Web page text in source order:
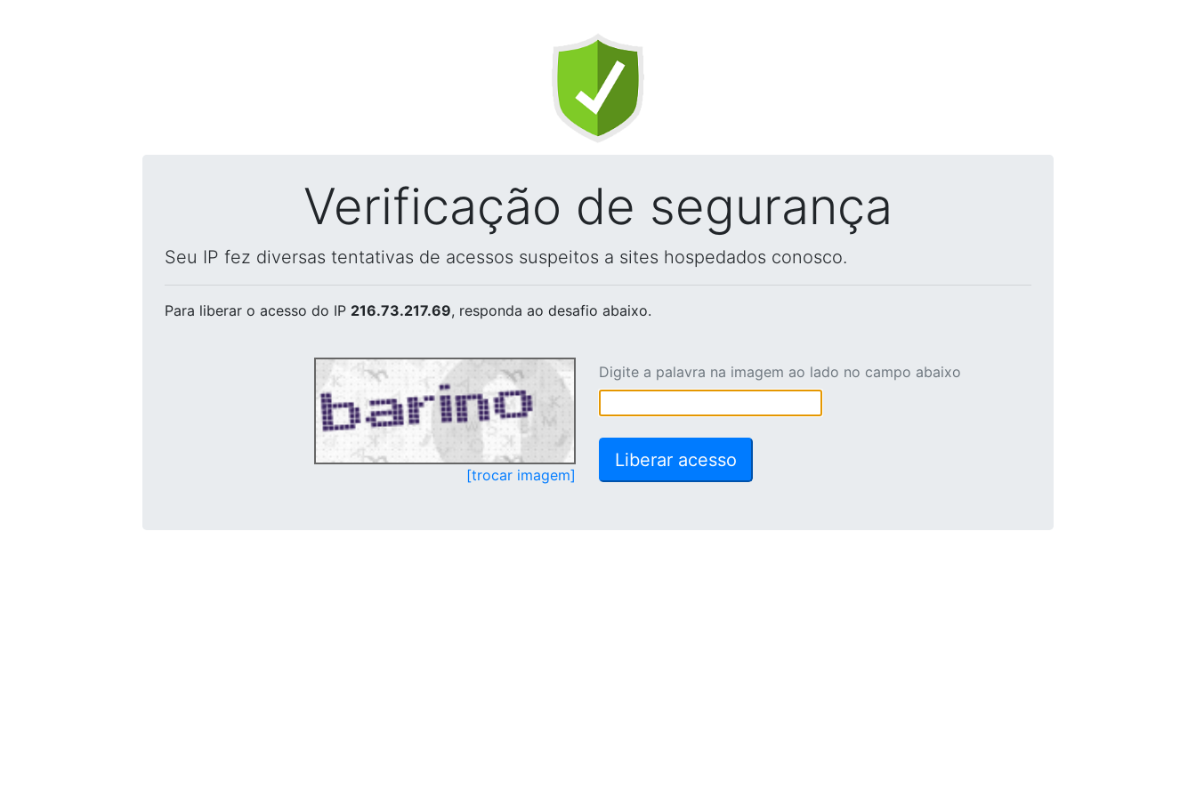
Verificação de segurança
Seu IP fez diversas tentativas de acessos suspeitos a sites hospedados conosco.
Para liberar o acesso do IP 216.73.217.69, responda ao desafio abaixo.
[trocar imagem]
Digite a palavra na imagem ao lado no campo abaixo